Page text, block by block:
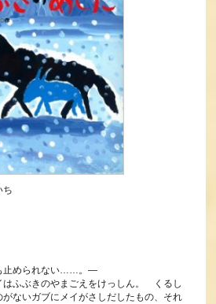
止められない……。―
はふぶきのやまごえをけっしん。 くるし
ないガブにメイがさしだしたもの、それ